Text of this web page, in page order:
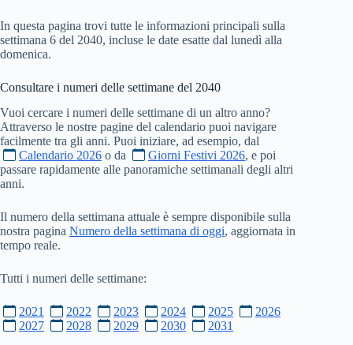
In questa pagina trovi tutte le informazioni principali sulla
settimana 6 del 2040, incluse le date esatte dal lunedì alla
domenica.
Consultare i numeri delle settimane del 2040
Vuoi cercare i numeri delle settimane di un altro anno?
Attraverso le nostre pagine del calendario puoi navigare
facilmente tra gli anni. Puoi iniziare, ad esempio, dal
Calendario 2026 o da Giorni Festivi 2026, e poi
passare rapidamente alle panoramiche settimanali degli altri
anni.
Il numero della settimana attuale è sempre disponibile sulla
nostra pagina Numero della settimana di oggi, aggiornata in
tempo reale.
Tutti i numeri delle settimane:
2021 2022 2023 2024 2025
2026
2027
2028 2029 2030 2031